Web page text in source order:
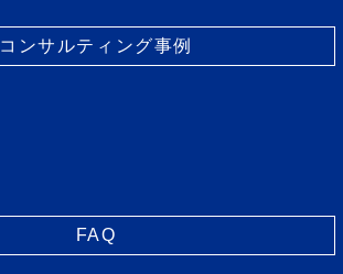
コンサルティング事例
FAQ